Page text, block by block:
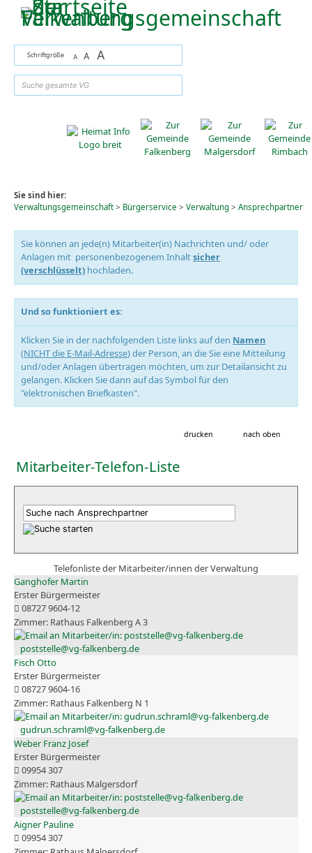
Zum Inhalt,zur Navigationoder
Schriftgröße A A A
Sie sind hier:
Verwaltungsgemeinschaft> Bürgerservice > Verwaltung> Ansprechpartner
Sie können an jede(n) Mitarbeiter(in) Nachrichten und/ oder
Anlagen mit personenbezogenem Inhaltsicher
(verschlüsselt) hochladen.
Und so funktioniert es:
Klicken Sie in der nachfolgenden Liste links auf den Namen
(NICHT die E-Mail-Adresse) der Person, an die Sie eine Mitteilung
und/oder Anlagen übertragen möchten, um zur Detailansicht zu
gelangen. Klicken Sie dann auf das Symbol für den
"elektronischen Briefkasten".
drucken nach oben
Mitarbeiter-Telefon-Liste
Telefonliste der Mitarbeiter/innen der Verwaltung
Ganghofer Martin
Erster Bürgermeister
08727 9604-12
Rathaus Falkenberg A 3
poststelle@vg-falkenberg.de
Fisch Otto
Erster Bürgermeister
08727 9604-16
Rathaus Falkenberg N 1
gudrun.schraml@vg-falkenberg.de
Weber Franz Josef
Erster Bürgermeister
09954 307
Rathaus Malgersdorf
poststelle@vg-falkenberg.de
Aigner Pauline
09954 307